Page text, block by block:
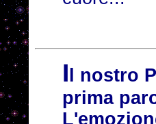
I l nostro
prima